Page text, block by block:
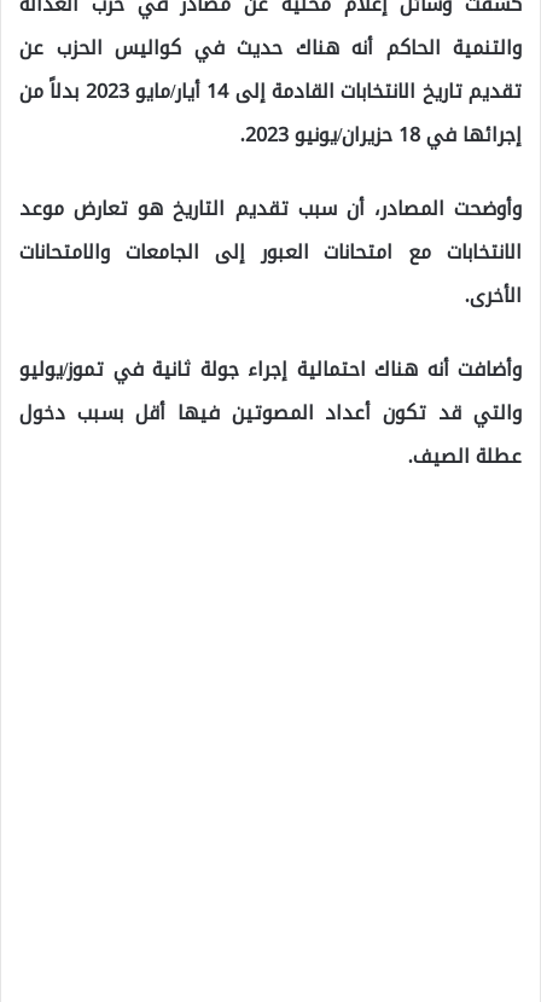
والتنمية الحاكم أنه هناك حديث في كواليس الحزب عن
تقديم تاريخ الانتخابات القادمة إلى 14 أيار/مايو 2023 بدلاً من
إجرائها في 18 حزيران/يونيو 2023.
وأوضحت المصادر، أن سبب تقديم التاريخ هو تعارض موعد
الانتخابات مع امتحانات العبور إلى الجامعات والامتحانات
الأخرى.
وأضافت أنه هناك احتمالية إجراء جولة ثانية في تموز/يوليو
والتي قد تكون أعداد المصوتين فيها أقل بسبب دخول
عطلة الصيف.